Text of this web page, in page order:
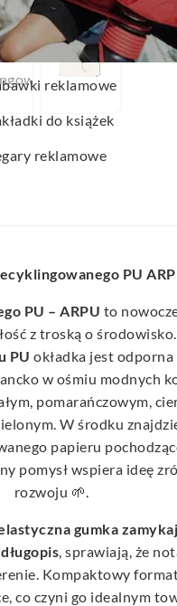
reklamowe
kuchenne
reklamowe
do książek
reklamowe
PU
PU – ARPU to
z troską o
PU okładka jest
w ośmiu modnych
pomarańczowym,
W środku
papieru
pomysł wspiera ideę
rozwoju 🌱.
gumka
, sprawiają, że
Kompaktowy
co czyni go idealnym